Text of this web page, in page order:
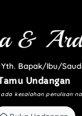
&
Yth. Bapak/Ibu/
Undangan
kesalahan penulisan